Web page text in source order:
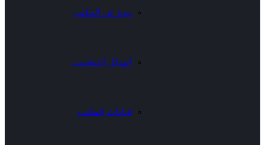
نبذة عن المكتب
الهيكل التنظيمى
قيادات المكتب